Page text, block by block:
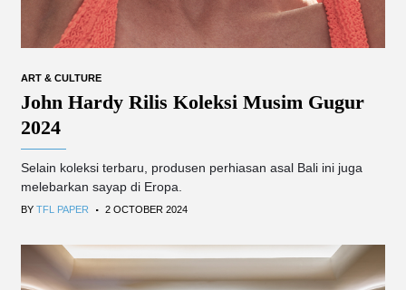
ART & CULTURE
John Hardy Rilis Koleksi Musim Gugur
2024
Selain koleksi terbaru, produsen perhiasan asal Bali ini juga
melebarkan sayap di Eropa.
BY TFL PAPER . 2 OCTOBER 2024